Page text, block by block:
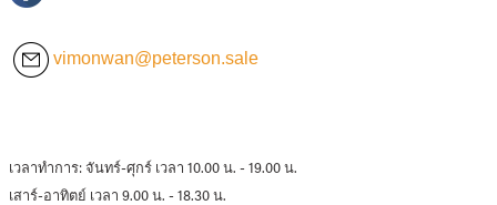
vimonwan@peterson.sale
เวลาทำการ: จันทร์-ศุกร์ เวลา 10.00 น. - 19.00 น.
เสาร์-อาทิตย์ เวลา 9.00 น. - 18.30 น.